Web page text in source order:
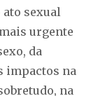
ato sexual
urgente
da
impactos na
na